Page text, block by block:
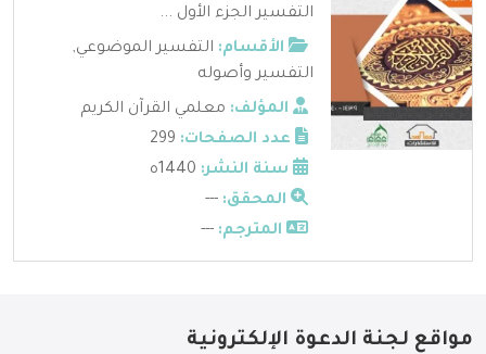
التفسير الجزء الأول ...
الأقسام: التفسير الموضوعي,
التفسير وأصوله
المؤلف: معلمي القرآن الكريم
عدد الصفحات:
سنة النشر:
المحقق: ---
المترجم: ---
مواقع لجنة الدعوة الإلكترونية